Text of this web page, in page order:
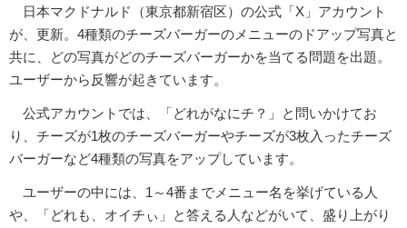
日本マクドナルド（東京都新宿区）の公式「X」アカウント
が、更新。4種類のチーズバーガーのメニューのドアップ写真と
共に、どの写真がどのチーズバーガーかを当てる問題を出題。
ユーザーから反響が起きています。
公式アカウントでは、「どれがなにチ？」と問いかけてお
り、チーズが1枚のチーズバーガーやチーズが3枚入ったチーズ
バーガーなど4種類の写真をアップしています。
ユーザーの中には、1～4番までメニュー名を挙げている人
や、「どれも、オイチぃ」と答える人などがいて、盛り上がり